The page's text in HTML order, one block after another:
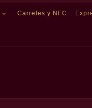
Carretes y NFC